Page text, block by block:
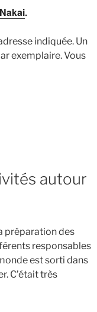
.
indiquée. Un
exemplaire. Vous
autour
préparation des
responsables
est sorti dans
C’était très